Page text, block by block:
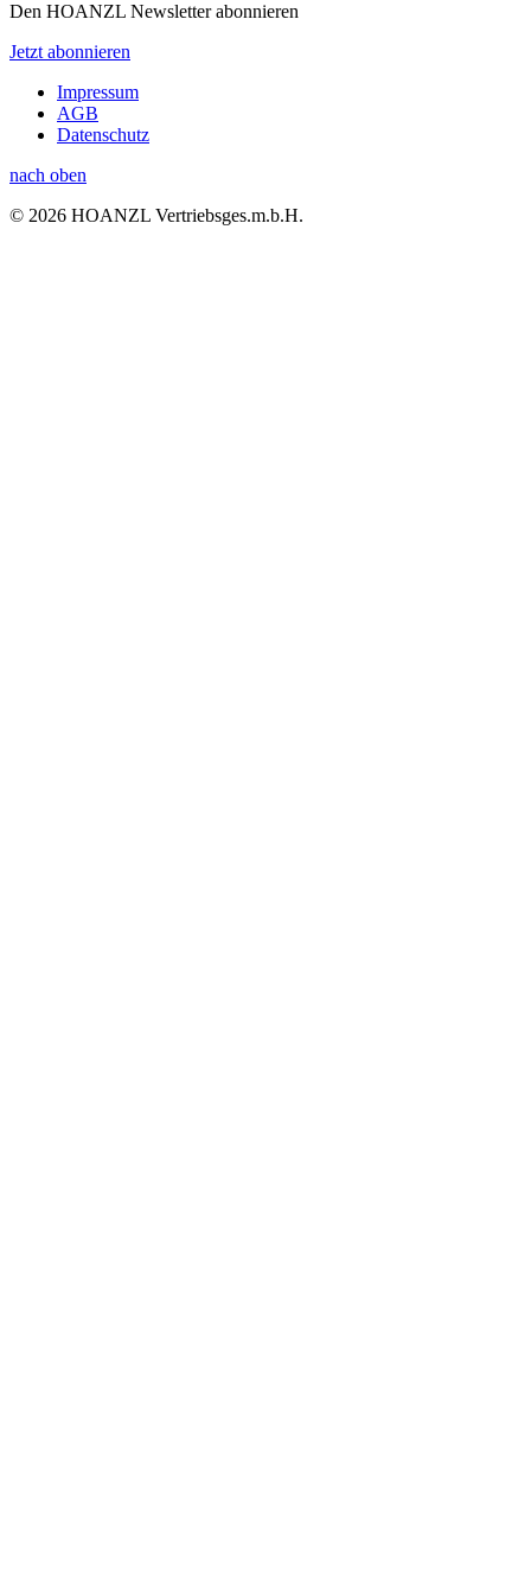
Den HOANZL Newsletter abonnieren
Jetzt abonnieren
Impressum
AGB
Datenschutz
nach oben
© 2026 HOANZL Vertriebsges.m.b.H.